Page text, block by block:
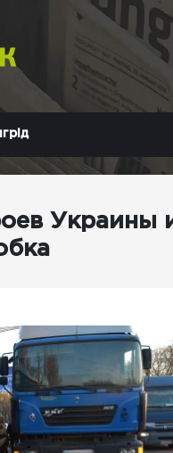
Украины